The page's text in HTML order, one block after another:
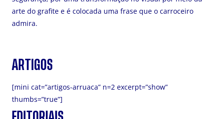
arte do grafite e é colocada uma frase que o carroceiro
admira.
ARTIGOS
[mini cat=”artigos-arruaca” n=2 excerpt=”show”
thumbs=”true”]